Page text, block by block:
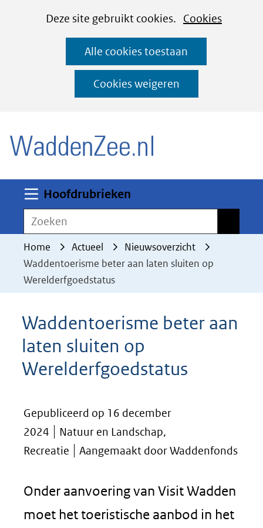
CookiesDeze site gebruikt cookies. Cookies
deze
worden
toegestaan
geweigerd.
Alle cookies toestaan
Cookies weigeren
Ga
naar
de
inhoud
Hoofdrubrieken
Zoeken
Home Actueel
Nieuwsoverzicht
Waddentoerisme beter aan laten sluiten op
Werelderfgoedstatus
Waddentoerisme beter aan
laten sluiten op
Werelderfgoedstatus
Gepubliceerd op 16 december
2024
Natuur en Landschap,
Recreatie
Aangemaakt door Waddenfonds
Onder aanvoering van Visit Wadden
moet het toeristische aanbod in het